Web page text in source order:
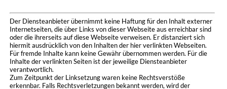
Der Diensteanbieter übernimmt keine Haftung für den Inhalt externer
Internetseiten, die über Links von dieser Webseite aus erreichbar sind
oder die ihrerseits auf diese Webseite verweisen. Er distanziert sich
hiermit ausdrücklich von den Inhalten der hier verlinkten Webseiten.
Für fremde Inhalte kann keine Gewähr übernommen werden. Für die
Inhalte der verlinkten Seiten ist der jeweilige Diensteanbieter
verantwortlich.
Zum Zeitpunkt der Linksetzung waren keine Rechtsverstöße
erkennbar. Falls Rechtsverletzungen bekannt werden, wird der